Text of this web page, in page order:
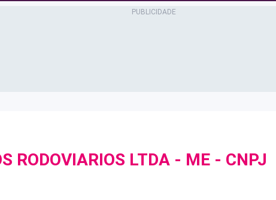
RODOVIARIOS LTDA - ME - CNPJ